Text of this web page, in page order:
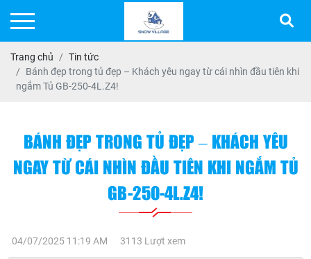
Trang chủ
Tin tức
Bánh đẹp trong tủ đẹp – Khách yêu ngay từ cái nhìn đầu tiên khi
ngắm Tủ GB-250-4L.Z4!
BÁNH ĐẸP TRONG TỦ ĐẸP – KHÁCH YÊU
NGAY TỪ CÁI NHÌN ĐẦU TIÊN KHI NGẮM TỦ
GB-250-4L.Z4!
04/07/2025 11:19 AM 3113 Lượt xem